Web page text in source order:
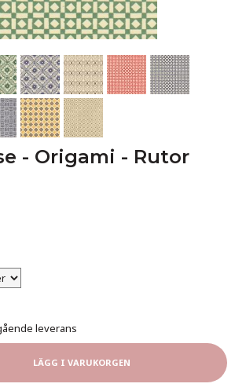
- Origami - Rutor
leverans
LÄGG I VARUKORGEN